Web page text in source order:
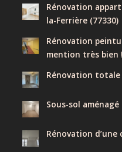
Rénovation
la-Ferrière (77330)
Rénovation
mention très bien !
Rénovation totale
Sous-sol
Rénovation d’une